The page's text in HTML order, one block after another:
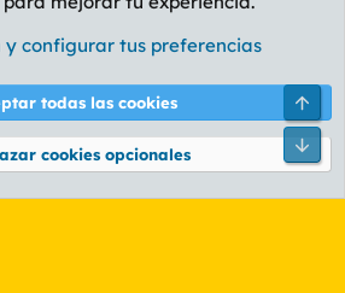
AMARILLO
y reglas Política de privacidad Ayuda
® © 2010-2026 XenForo Ltd.
configurar tus preferencias
todas las cookies
cookies opcionales
Pie